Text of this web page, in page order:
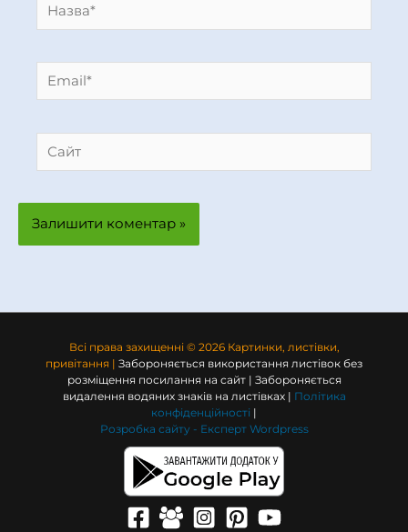
Всі права захищенні © 2026 Картинки, листівки,
привітання | Забороняється використання листівок без
розміщення посилання на сайт | Забороняється
видалення водяних знаків на листівках |
Політика
конфіденційності
Розробка сайту - Експерт Wordpress